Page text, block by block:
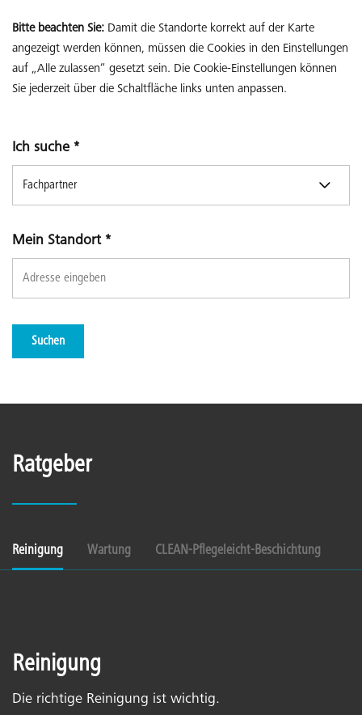
Bitte beachten Sie: Damit die Standorte korrekt auf der Karte
angezeigt werden können, müssen die Cookies in den Einstellungen
auf „Alle zulassen“ gesetzt sein. Die Cookie-Einstellungen können
Sie jederzeit über die Schaltfläche links unten anpassen.
Ich suche *
Mein Standort *
Suchen
Ratgeber
Reinigung Wartung CLEAN-Pflegeleicht-Beschichtung
Reinigung
Die richtige Reinigung ist wichtig.